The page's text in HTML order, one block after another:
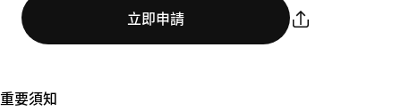
立即申請
重要須知